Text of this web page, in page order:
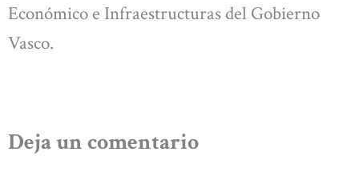
Económico e Infraestructuras del Gobierno
Vasco.
Deja un comentario